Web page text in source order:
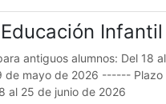
Infantil
antiguos alumnos: Del 18
de mayo de 2026 ------
al 25 de junio de 2026